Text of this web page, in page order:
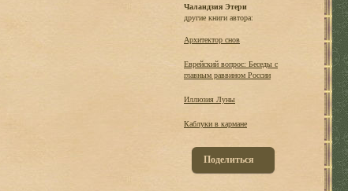
Чаландзия Этери
другие книги автора:
Архитектор снов
Еврейский вопрос: Беседы с
главным раввином России
Иллюзия Луны
Каблуки в кармане
Поделиться